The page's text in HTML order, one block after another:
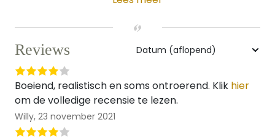
Reviews
Boeiend, realistisch en soms ontroerend. Klik hier
om de volledige recensie te lezen.
Willy, 23 november 2021